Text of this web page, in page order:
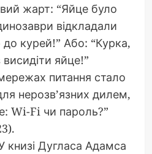
жарт: “Яйце було
відкладали
до курей!” Або: “Курка,
яйце!”
питання стало
нерозв’язних дилем,
Wi-Fi чи пароль?”
книзі Дугласа Адамса